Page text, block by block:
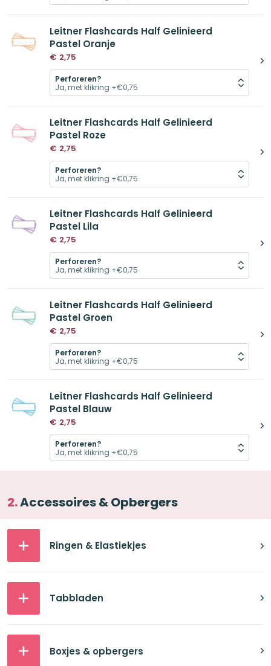
Leitner Flashcards Half Gelinieerd
Pastel Oranje
€ 2,75
Perforeren?
Leitner Flashcards Half Gelinieerd
Pastel Roze
€ 2,75
Perforeren?
Leitner Flashcards Half Gelinieerd
Pastel Lila
€ 2,75
Perforeren?
Leitner Flashcards Half Gelinieerd
Pastel Groen
€ 2,75
Perforeren?
Leitner Flashcards Half Gelinieerd
Pastel Blauw
€ 2,75
Perforeren?
Accessoires & Opbergers
Ringen & Elastiekjes
Tabbladen
Boxjes & opbergers